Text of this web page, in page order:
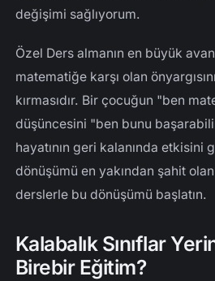
değişimi sağlıyorum.
Özel Ders almanın en büyük
matematiğe karşı olan
kırmasıdır. Bir çocuğun "ben
düşüncesini "ben bunu
hayatının geri kalanında etkisini
dönüşümü en yakından şahit
derslerle bu dönüşümü başlatın.
Kalabalık Sınıflar
Birebir Eğitim?